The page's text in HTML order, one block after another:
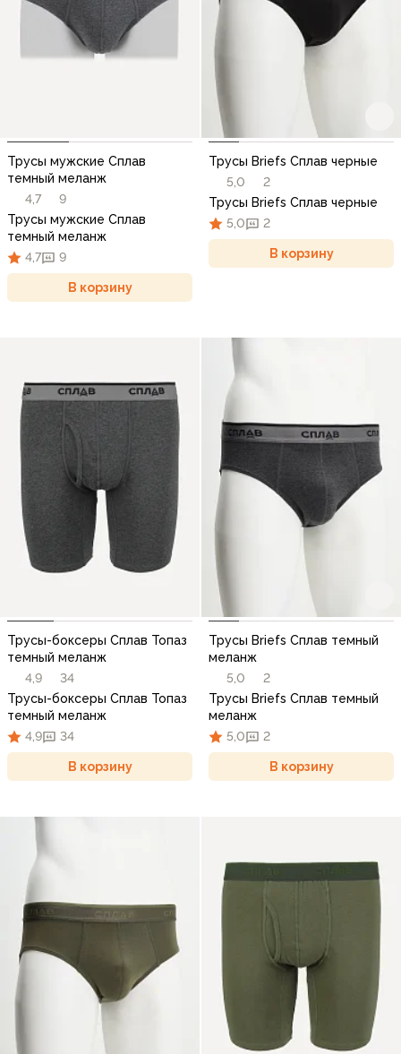
Трусы мужские Сплав
темный меланж
4,7
9
Трусы мужские Сплав
темный меланж
4,7
9
В корзину
Трусы Briefs Сплав черные
5,0
2
Трусы Briefs Сплав черные
5,0
2
В корзину
Трусы-боксеры Сплав Топаз
темный меланж
4,9
34
Трусы-боксеры Сплав Топаз
темный меланж
4,9
34
В корзину
Трусы Briefs Сплав темный
меланж
5,0
2
Трусы Briefs Сплав темный
меланж
5,0
2
В корзину